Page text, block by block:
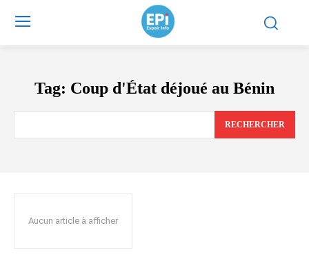
Tag: Coup d'État déjoué au Bénin
RECHERCHER
Aucun article à afficher